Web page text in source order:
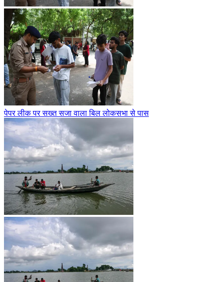
पेपर लीक पर सख्त सजा वाला बिल लोकसभा से पास